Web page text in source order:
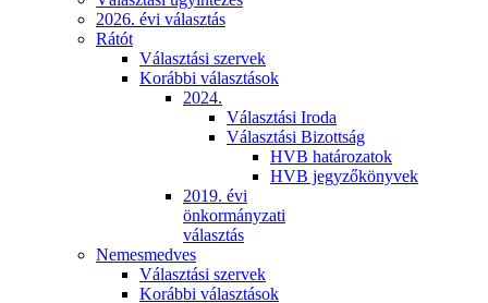
2026. évi választás
Rátót
Választási szervek
Korábbi választások
2024.
Választási Iroda
Választási Bizottság
HVB határozatok
HVB jegyzőkönyvek
2019. évi
önkormányzati
választás
Nemesmedves
Választási szervek
Korábbi választások